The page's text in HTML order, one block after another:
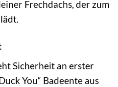
Frechdachs, der zum
Sicherheit an erster
You“ Badeente aus